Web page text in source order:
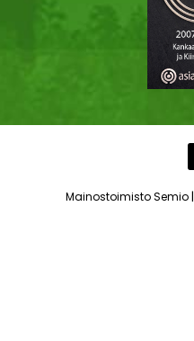
Mainostoimisto Semio|